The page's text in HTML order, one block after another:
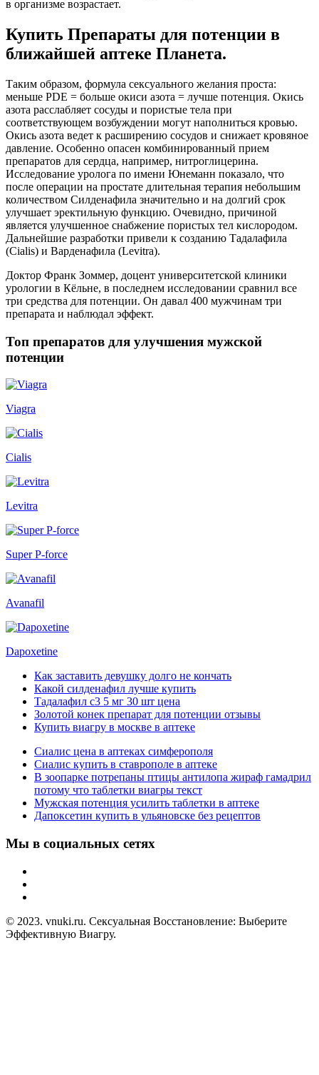
в организме возрастает.
Купить Препараты для потенции в
ближайшей аптеке Планета.
Таким образом, формула сексуального желания проста:
меньше PDE = больше окиси азота = лучше потенция. Окись
азота расслабляет сосуды и пористые тела при
соответствующем возбуждении могут наполниться кровью.
Окись азота ведет к расширению сосудов и снижает кровяное
давление. Особенно опасен комбинированный прием
препаратов для сердца, например, нитроглицерина.
Исследование уролога по имени Юнеманн показало, что
после операции на простате длительная терапия небольшим
количеством Силденафила значительно и на долгий срок
улучшает эректильную функцию. Очевидно, причиной
является улучшенное снабжение пористых тел кислородом.
Дальнейшие разработки привели к созданию Тадалафила
(Cialis) и Варденафила (Levitra).
Доктор Франк Зоммер, доцент университетской клиники
урологии в Кёльне, в последнем исследовании сравнил все
три средства для потенции. Он давал 400 мужчинам три
препарата и наблюдал эффект.
Топ препаратов для улучшения мужской
потенции
Viagra
Cialis
Levitra
Super P-force
Avanafil
Dapoxetine
Как заставить девушку долго не кончать
Какой силденафил лучше купить
Тадалафил с3 5 мг 30 шт цена
Золотой конек препарат для потенции отзывы
Купить виагру в москве в аптеке
Сиалис цена в аптеках симферополя
Сиалис купить в ставрополе в аптеке
В зоопарке потрепаны птицы антилопа жираф гамадрил
потому что таблетки виагры текст
Мужская потенция усилить таблетки в аптеке
Дапоксетин купить в ульяновске без рецептов
Мы в социальных сетях
© 2023. vnuki.ru. Сексуальная Восстановление: Выберите
Эффективную Виагру.